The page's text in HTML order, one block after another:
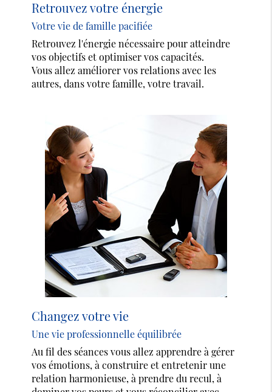
Retrouvez votre énergie
Votre vie de famille pacifiée
Retrouvez l'énergie nécessaire pour atteindre
vos objectifs et optimiser vos capacités.
Vous allez améliorer vos relations avec les
autres, dans votre famille, votre travail.
Changez votre vie
Une vie professionnelle équilibrée
Au fil des séances vous allez apprendre à gérer
vos émotions, à construire et entretenir une
relation harmonieuse, à prendre du recul, à